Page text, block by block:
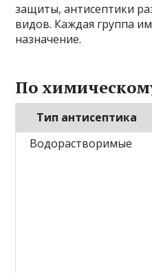
защиты, антисептики
видов. Каждая группа
назначение.
По
Тип антисептика
Водорастворимые